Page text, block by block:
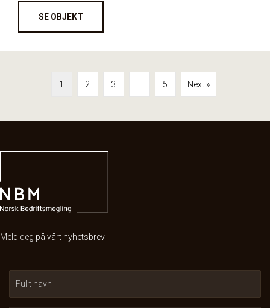
SE OBJEKT
1 2 3 5 Next »
Meld deg på vårt nyhetsbrev